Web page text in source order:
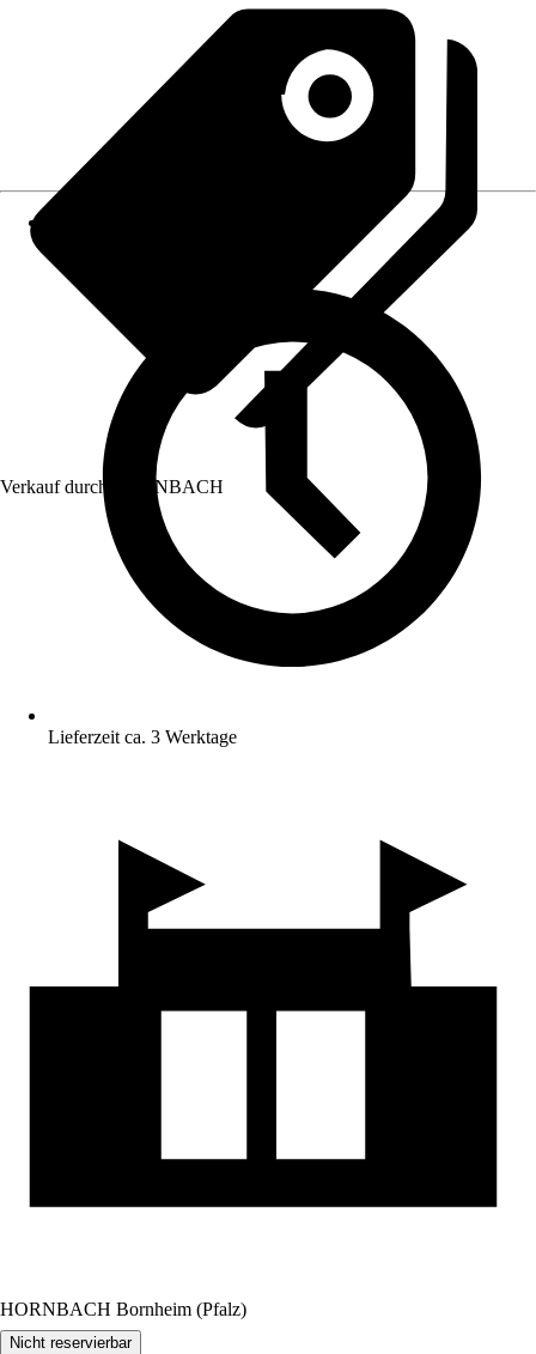
Verkauf durch: HORNBACH
Lieferzeit ca. 3 Werktage
HORNBACH Bornheim (Pfalz)
Nicht reservierbar